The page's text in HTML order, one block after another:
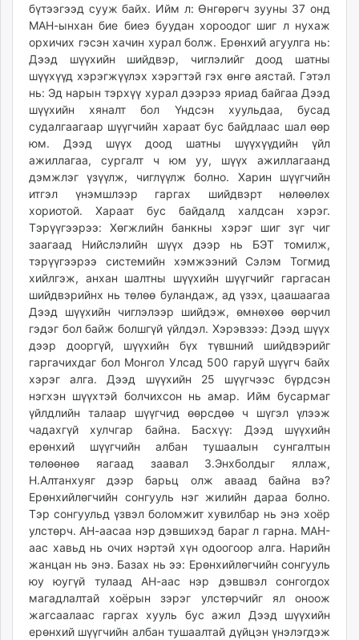
бүтээгээд сууж байх. Ийм л: Өнгөрөгч зууны 37 онд
МАН-ынхан бие биеэ буудан хороодог шиг л нухаж
орхичих гэсэн хачин хурал болж. Ерөнхий агуулга нь:
Дээд шүүхийн шийдвэр, чиглэлийг доод шатны
шүүхүүд хэрэгжүүлэх хэрэгтэй гэх өнгө аястай. Гэтэл
нь: Эд нарын тэрхүү хурал дээрээ яриад байгаа Дээд
шүүхийн хяналт бол Үндсэн хуульдаа, бусад
судалгаагаар шүүгчийн хараат бус байдлаас шал өөр
юм. Дээд шүүх доод шатны шүүхүүдийн үйл
ажиллагаа, сургалт ч юм уу, шүүх ажиллагаанд
дэмжлэг үзүүлж, чиглүүлж болно. Харин шүүгчийн
итгэл үнэмшлээр гаргах шийдвэрт нөлөөлөх
хориотой. Хараат бус байдалд халдсан хэрэг.
Тэрүүгээрээ: Хөгжлийн банкны хэрэг шиг зүг чиг
заагаад Нийслэлийн шүүх дээр нь БЭТ томилж,
тэрүүгээрээ системийн хэмжээний Сэлэм Тогмид
хийлгэж, анхан шалтны шүүхийн шүүгчийг гаргасан
шийдвэрийнх нь төлөө буландаж, ад үзэх, цаашаагаа
Дээд шүүхийн чиглэлээр шийдэж, өмнөхөө өөрчил
гэдэг бол байж болшгүй үйлдэл. Хэрэвзээ: Дээд шүүх
дээр дооргүй, шүүхийн бүх түвшний шийдвэрийг
гаргачихдаг бол Монгол Улсад 500 гаруй шүүгч байх
хэрэг алга. Дээд шүүхийн 25 шүүгчээс бүрдсэн
нэгхэн шүүхтэй болчихсон нь амар. Ийм бусармаг
үйлдлийн талаар шүүгчид өөрсдөө ч шүгэл үлээж
чадахгүй хулчгар байна. Басхүү: Дээд шүүхийн
ерөнхий шүүгчийн албан тушаалын сунгалтын
төлөөнөө яагаад заавал З.Энхболдыг яллаж,
Н.Алтанхуяг дээр барьц олж аваад байна вэ?
Ерөнхийлөгчийн сонгууль нэг жилийн дараа болно.
Тэр сонгуульд үзвэл боломжит хувилбар нь энэ хоёр
улстөрч. АН-аасаа нэр дэвшихэд бараг л гарна. МАН-
аас хавьд нь очих нэртэй хүн одоогоор алга. Нарийн
жанцан нь энэ. Базах нь ээ: Ерөнхийлөгчийн сонгууль
юу юугүй тулаад АН-аас нэр дэвшвэл сонгогдох
магадлалтай хоёрын зэрэг улстөрчийг ял оноож
жагсаалаас гаргах хууль бус ажил Дээд шүүхийн
ерөнхий шүүгчийн албан тушаалтай дүйцэн үнэлэгдэж